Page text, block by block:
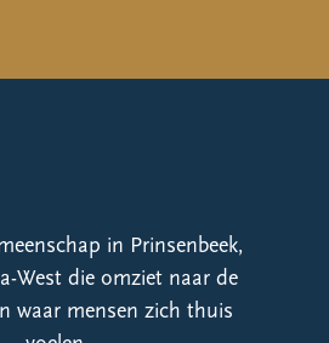
in Prinsenbeek,
West die omziet naar de
waar mensen zich thuis